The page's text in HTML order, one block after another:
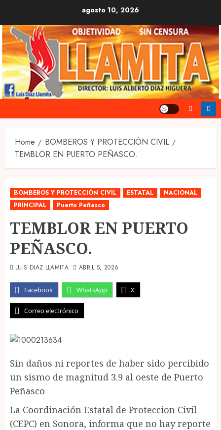
content
agosto 10, 2026
Home
BOMBEROS Y PROTECCIÓN CIVIL
TEMBLOR EN PUERTO PEÑASCO.
BOMBEROS Y PROTECCIÓN CIVIL ESTATAL
NACIONAL
PRINCIPAL
Puerto Peñasco
TEMBLOR EN PUERTO
PEÑASCO.
Facebook WhatsApp X
Correo electrónico
LUIS DIAZ LLAMITA ABRIL 5, 2026
Sin daños ni reportes de haber sido percibido
un sismo de magnitud 3.9 al oeste de Puerto
Peñasco
La Coordinación Estatal de Proteccion Civil
(CEPC) en Sonora, informa que no hay reporte